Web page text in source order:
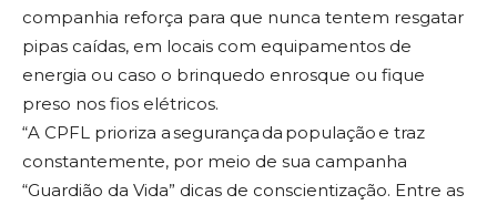
companhia reforça para que nunca tentem resgatar
pipas caídas, em locais com equipamentos de
energia ou caso o brinquedo enrosque ou fique
preso nos fios elétricos.
“A CPFL prioriza a segurança da população e traz
constantemente, por meio de sua campanha
“Guardião da Vida” dicas de conscientização. Entre as